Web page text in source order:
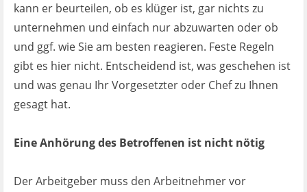
kann er beurteilen, ob es klüger ist, gar nichts zu
unternehmen und einfach nur abzuwarten oder ob
und ggf. wie Sie am besten reagieren. Feste Regeln
gibt es hier nicht. Entscheidend ist, was geschehen ist
und was genau Ihr Vorgesetzter oder Chef zu Ihnen
gesagt hat.
Eine Anhörung des Betroffenen ist nicht nötig
Der Arbeitgeber muss den Arbeitnehmer vor